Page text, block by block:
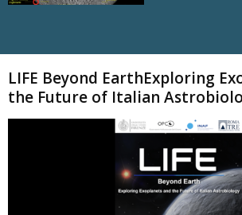
LIFE Beyond EarthExploring
the Future of Italian